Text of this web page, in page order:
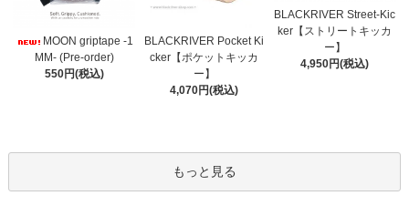
MOON griptape -1
MM- (Pre-order)
550円(税込)
BLACKRIVER Pocket Ki
cker【ポケットキッカ
ー】
4,070円(税込)
BLACKRIVER Street-Kic
ker【ストリートキッカ
ー】
4,950円(税込)
もっと見る